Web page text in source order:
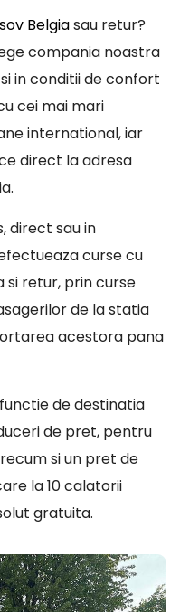
Belgiasau retur?
compania noastra
in conditii de confort
cei mai mari
international, iar
direct la adresa
direct sau in
curse cu
si retur, prin curse
de la statia
acestora pana
de destinatia
de pret, pentru
si un pret de
la 10 calatorii
gratuita.